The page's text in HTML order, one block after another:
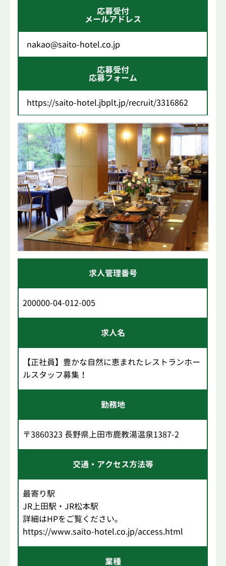
応募受付
メールアドレス
nakao@saito-hotel.co.jp
応募受付
応募フォーム
https://saito-hotel.jbplt.jp/recruit/3316862
求人管理番号
200000-04-012-005
求人名
【正社員】豊かな自然に恵まれたレストランホー
ルスタッフ募集！
勤務地
〒3860323 長野県上田市鹿教湯温泉1387-2
交通・アクセス方法等
最寄り駅
JR上田駅・JR松本駅
詳細はHPをご覧ください。
https://www.saito-hotel.co.jp/access.html
業種